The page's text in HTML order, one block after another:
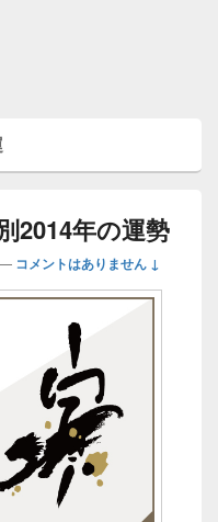
2014年の運勢
— コメントはありません ↓